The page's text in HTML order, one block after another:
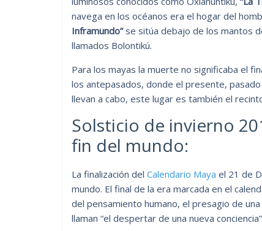
navega en los océanos era el hogar del
Inframundo”se sitúa debajo de los mantos
llamados Bolontikú.
Para los mayas la muerte no significaba el
los antepasados, donde el presente,
llevan a cabo, este lugar es también el
Solsticio de invierno
fin del mundo:
La finalización del Calendario Maya el 21 de
mundo. El final de la era marcada en el
del pensamiento humano, el presagio de
llaman “el despertar de una nueva